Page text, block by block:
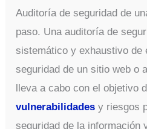
Auditoría de seguridad de
paso. Una auditoría de
sistemático y exhaustivo de
seguridad de un sitio web o
lleva a cabo con el objetivo
vulnerabilidades y riesgos
seguridad de la información